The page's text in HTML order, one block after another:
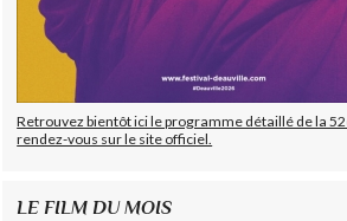
Retrouvez bientôt ici le programme détaillé de la
rendez-vous sur le site officiel.
LE FILM DU MOIS